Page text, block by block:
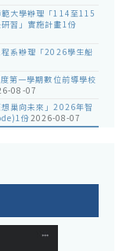
大學辦理「114至115
習」實施計畫1份
系辦理「2026學生船
第一學期數位前導學校
08-07
巢向未來」2026年智
份2026-08-07